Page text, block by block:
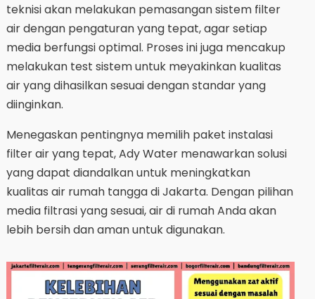
teknisi akan melakukan pemasangan sistem filter
air dengan pengaturan yang tepat, agar setiap
media berfungsi optimal. Proses ini juga mencakup
melakukan test sistem untuk meyakinkan kualitas
air yang dihasilkan sesuai dengan standar yang
diinginkan.
Menegaskan pentingnya memilih paket instalasi
filter air yang tepat, Ady Water menawarkan solusi
yang dapat diandalkan untuk meningkatkan
kualitas air rumah tangga di Jakarta. Dengan pilihan
media filtrasi yang sesuai, air di rumah Anda akan
lebih bersih dan aman untuk digunakan.